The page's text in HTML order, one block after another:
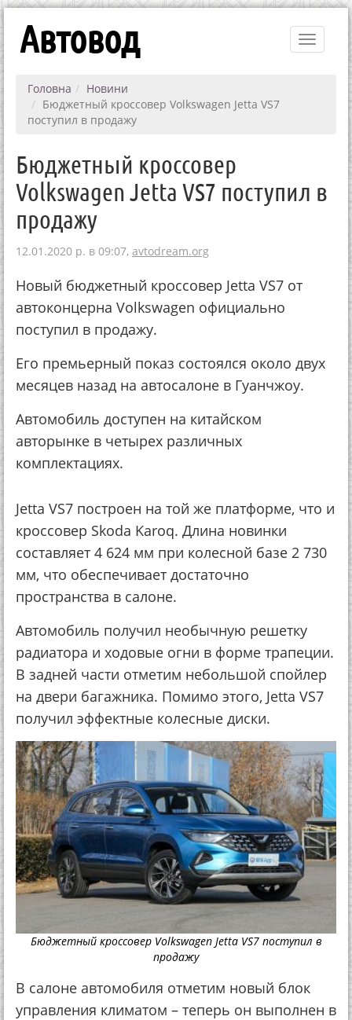
Toggle
Автовод
Головна
Новини
Бюджетный кроссовер Volkswagen Jetta VS7
поступил в продажу
Бюджетный кроссовер
Volkswagen Jetta VS7 поступил в
продажу
12.01.2020 р. в 09:07, avtodream.org
Новый бюджетный кроссовер Jetta VS7 от
автоконцерна Volkswagen официально
поступил в продажу.
Его премьерный показ состоялся около двух
месяцев назад на автосалоне в Гуанчжоу.
Автомобиль доступен на китайском
авторынке в четырех различных
комплектациях.
Jetta VS7 построен на той же платформе, что и
кроссовер Skoda Karoq. Длина новинки
составляет 4 624 мм при колесной базе 2 730
мм, что обеспечивает достаточно
пространства в салоне.
Автомобиль получил необычную решетку
радиатора и ходовые огни в форме трапеции.
В задней части отметим небольшой спойлер
на двери багажника. Помимо этого, Jetta VS7
получил эффектные колесные диски.
Бюджетный кроссовер Volkswagen Jetta VS7 поступил в
продажу
В салоне автомобиля отметим новый блок
управления климатом – теперь он выполнен в